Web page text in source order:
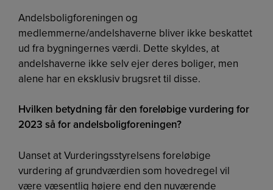
Andelsboligforeningen og
medlemmerne/andelshaverne bliver ikke beskattet
ud fra bygningernes værdi. Dette skyldes, at
andelshaverne ikke selv ejer deres boliger, men
alene har en eksklusiv brugsret til disse.
Hvilken betydning får den foreløbige vurdering for
2023 så for andelsboligforeningen?
Uanset at Vurderingsstyrelsens foreløbige
vurdering af grundværdien som hovedregel vil
være væsentlig højere end den nuværende